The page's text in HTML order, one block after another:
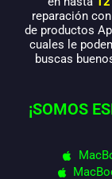
reparación
de productos
cuales le
buscas
¡SOMOS